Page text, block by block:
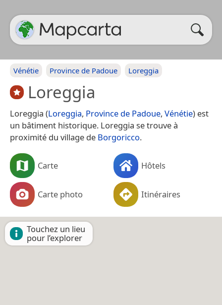
Vénétie Province de Padoue Loreggia
Loreggia
Loreggia (Loreggia, Province de Padoue, Vénétie) est
un bâtiment historique. Loreggia se trouve à
proximité du village de Borgoricco.
Carte Hôtels
Carte photo Itinéraires
Touchez un lieu
pour l’explorer